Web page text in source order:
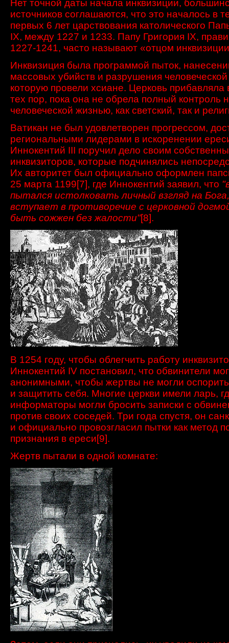
Нет точной даты начала инквизиции,
источников соглашаются, что это началось в
первых 6 лет царствования католического
IX, между 1227 и 1233. Папу Григория IX,
1227-1241, часто называют «отцом инквизиции
Инквизиция была программой пыток,
массовых убийств и разрушения
которую провели хсиане. Церковь
тех пор, пока она не обрела полный контроль
человеческой жизнью, как светский, так и
Ватикан не был удовлетворен прогрессом,
региональными лидерами в искоренении
Иннокентий III поручил дело своим
инквизиторов, которые подчинялись
Их авторитет был официально оформлен
25 марта 1199[7], где Иннокентий заявил, что "
пытался истолковать личный взгляд на
вступает в противоречие с церковной
быть сожжен без жалости"[8].
В 1254 году, чтобы облегчить работу
Иннокентий IV постановил, что обвинители
анонимными, чтобы жертвы не могли
и защитить себя. Многие церкви имели ларь,
информаторы могли бросить записки с
против своих соседей. Три года спустя, он
и официально провозгласил пытки как метод
признания в ереси[9].
Жертв пытали в одной комнате: